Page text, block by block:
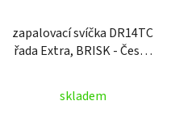
zapalovací svíčka DR14TC
řada Extra, BRISK - Česká
skladem